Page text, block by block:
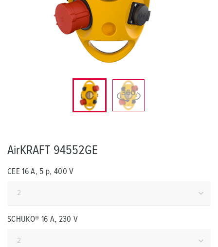
AirKRAFT 94552GE
CEE 16 A, 5 p, 400 V
SCHUKO® 16 A, 230 V